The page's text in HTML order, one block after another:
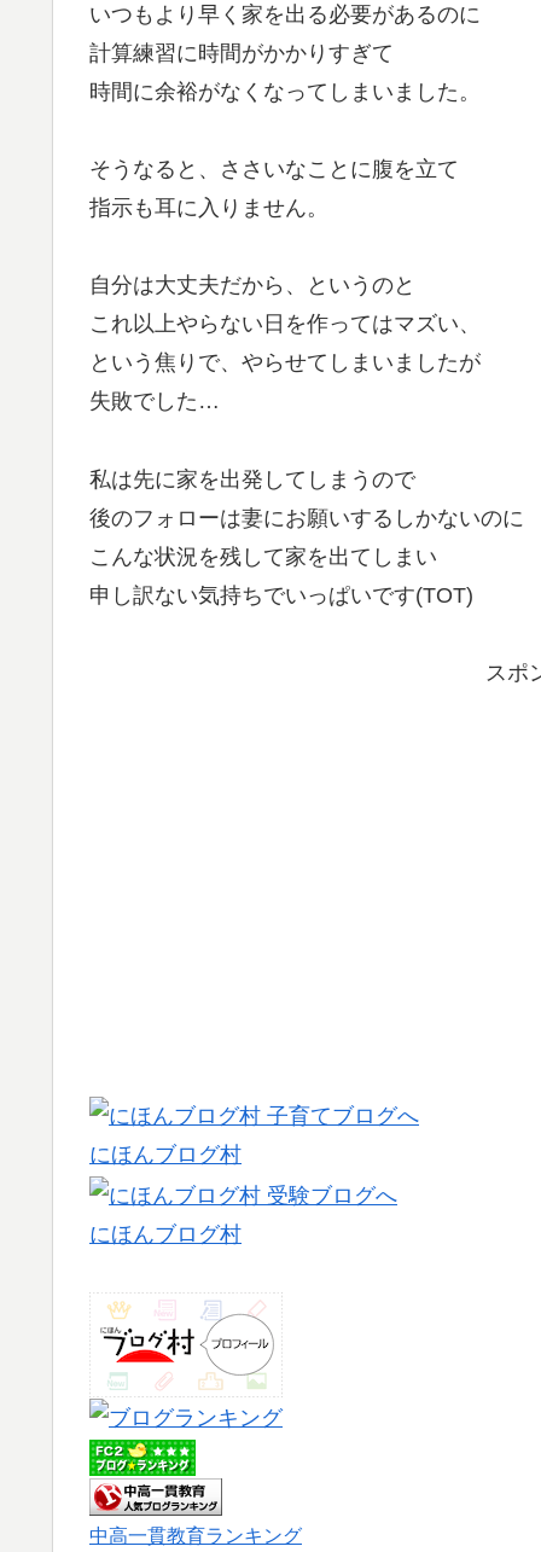
いつもより早く家を出る必要があるのに
計算練習に時間がかかりすぎて
時間に余裕がなくなってしまいました。
そうなると、ささいなことに腹を立て
指示も耳に入りません。
自分は大丈夫だから、というのと
これ以上やらない日を作ってはマズい、
という焦りで、やらせてしまいましたが
失敗でした…
私は先に家を出発してしまうので
後のフォローは妻にお願いするしかないのに
こんな状況を残して家を出てしまい
申し訳ない気持ちでいっぱいです(TOT)
スポ
にほんブログ村
にほんブログ村
中高一貫教育ランキング